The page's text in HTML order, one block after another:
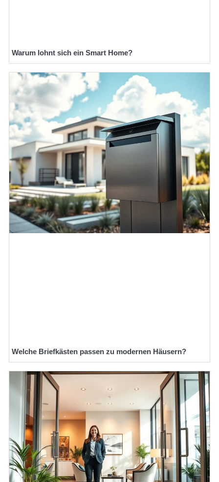
Warum lohnt sich ein Smart Home?
Welche Briefkästen passen zu modernen Häusern?